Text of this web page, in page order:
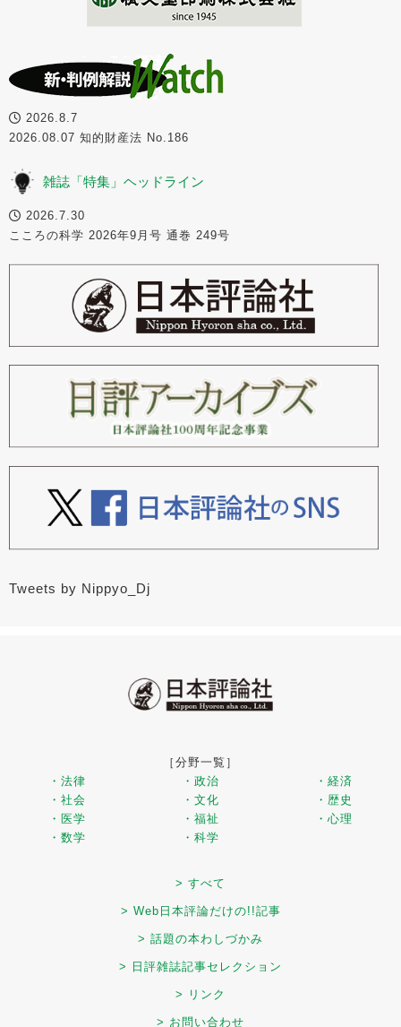
2026.8.7
2026.08.07 知的財産法 No.186
雑誌「特集」ヘッドライン
2026.7.30
こころの科学 2026年9月号 通巻 249号
Tweets by Nippyo_Dj
［分野一覧］
・法律
・政治
・経済
・社会
・文化
・歴史
・医学
・福祉
・心理
・数学
・科学
> すべて
> Web日本評論だけの!!記事
> 話題の本わしづかみ
> 日評雑誌記事セレクション
> リンク
> お問い合わせ